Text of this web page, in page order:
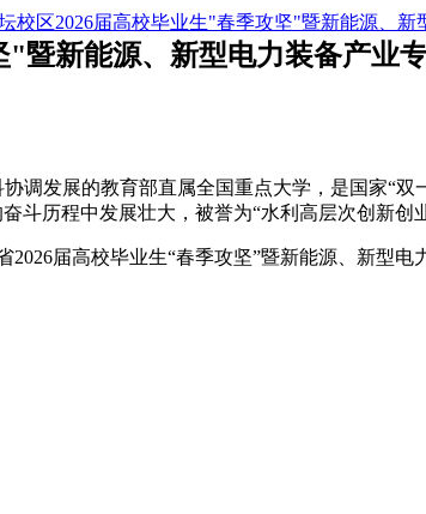
校区2026届高校毕业生"春季攻坚"暨新能源、
暨新能源、新型电力装备产业
调发展的教育部直属全国重点大学，是国家“双
历程中发展壮大，被誉为“水利高层次创新创
届高校毕业生“春季攻坚”暨新能源、新型